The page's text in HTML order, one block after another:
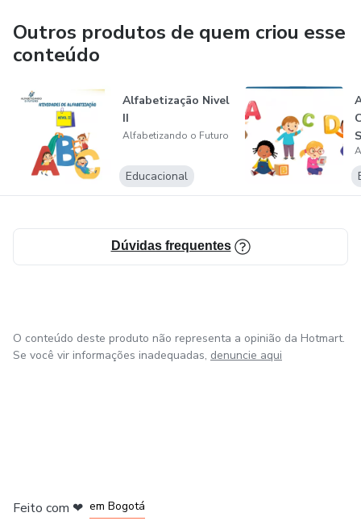
Outros produtos de quem criou esse
conteúdo
Alfabetização Nivel
II
Alfabetizando o Futuro
Educacional
Dúvidas frequentes
O conteúdo deste produto não representa a opinião da Hotmart.
Se você vir informações inadequadas, denuncie aqui
Feito com ❤ em Bogotá